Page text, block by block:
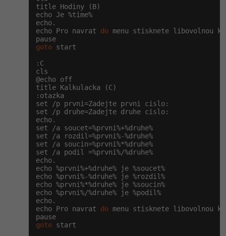
title Hodiny (B)
echo Je %time%
echo.
echo Pro navrat do menu stisknete libovolnou
goto start
:C
cls
@echo off
title Kalkulacka (C)
:otazka
set /p prvni=Zadejte prvni cislo:
set /p druhe=Zadejte druhe cislo:
echo.
set /a soucet=%prvni%+%druhe%
set /a rozdil=%prvni%-%druhe%
set /a soucin=%prvni%*%druhe%
set /a podil =%prvni%/%druhe%
echo.
echo %prvni%+%druhe% je %soucet%
echo %prvni%-%druhe% je %rozdil%
echo %prvni%*%druhe% je %soucin%
echo %prvni%/%druhe% je %podil%
echo.
echo Pro navrat do menu stisknete libovolnou
goto start